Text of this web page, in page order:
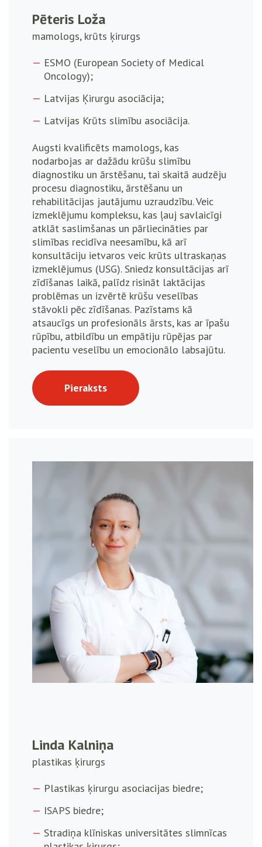
Pēteris Loža
mamologs, krūts ķirurgs
ESMO (European Society of Medical
Oncology);
Latvijas Ķirurgu asociācija;
Latvijas Krūts slimību asociācija.
Augsti kvalificēts mamologs, kas
nodarbojas ar dažādu krūšu slimību
diagnostiku un ārstēšanu, tai skaitā audzēju
procesu diagnostiku, ārstēšanu un
rehabilitācijas jautājumu uzraudzību. Veic
izmeklējumu kompleksu, kas ļauj savlaicīgi
atklāt saslimšanas un pārliecināties par
slimības recidīva neesamību, kā arī
konsultāciju ietvaros veic krūts ultraskaņas
izmeklējumus (USG). Sniedz konsultācijas arī
zīdīšanas laikā, palīdz risināt laktācijas
problēmas un izvērtē krūšu veselības
stāvokli pēc zīdīšanas. Pazīstams kā
atsaucīgs un profesionāls ārsts, kas ar īpašu
rūpību, atbildību un empātiju rūpējas par
pacientu veselību un emocionālo labsajūtu.
Pieraksts
Linda Kalniņa
plastikas ķirurgs
Plastikas ķirurgu asociacijas biedre;
ISAPS biedre;
Stradiņa klīniskas universitātes slimnīcas